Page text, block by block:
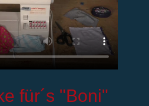
für´s "Boni"